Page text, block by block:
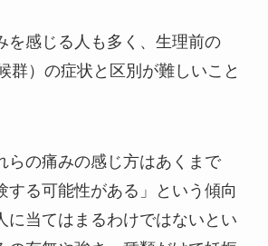
を感じる人も多く、生理前の
群）の症状と区別が難しいこと
らの痛みの感じ方はあくまで
する可能性がある」という傾向
に当てはまるわけではないとい